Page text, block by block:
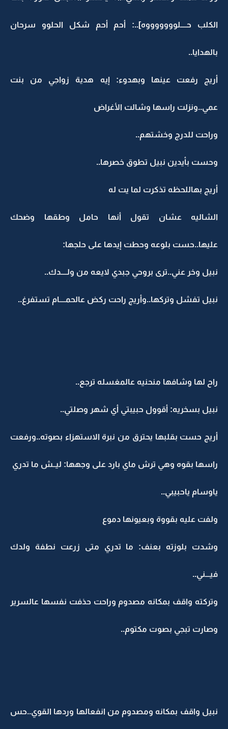
الكلب حــــلوووووووه]..: أحم أحم شكل الحلوو سرحان
بالهدايا..
أريج رفعت عينها وبهدوء: إيه هدية زواجي من بنت
عمي..ونزلت راسها وشالت الأغراض
وراحت للدرج وخشتهم..
وحست بأيدين نبيل تطوق خصرها..
أريج بهاللحظه تذكرت لما يت له
الشاليه عشان تقول أنها حامل وطقها وضحك
عليها..حست بلوعه وحطت إيدها على حلجها:
نبيل وخر عني..ترى بروحي جبدي لايعه من ولــــدك..
نبيل تفشل وتركها..وأريج راحت ركض عالحمــــام تستفرغ..
راح لها وشافها منحنيه عالمغسله ترجع..
نبيل بسخريه: أقوول حبيبتي أي شهر وصلتي..
أريج حست بقلبها يحترق من نبرة الاستهزاء بصوته..ورفعت
راسها بقوه وهي ترش ماي بارد على وجهها: ليــش ما تدري
ياوسام ياحبيبي..
ولفت عليه بقووة وبعيونها دموع
وشدت بلوزته بعنف: ما تدري متى زرعت نطفة ولدك
فيـــني..
وتركته واقف بمكانه مصدوم وراحت حذفت نفسها عالسرير
وصارت تبجي بصوت مكتوم..
نبيل واقف بمكانه ومصدوم من انفعالها وردها القوي..حس